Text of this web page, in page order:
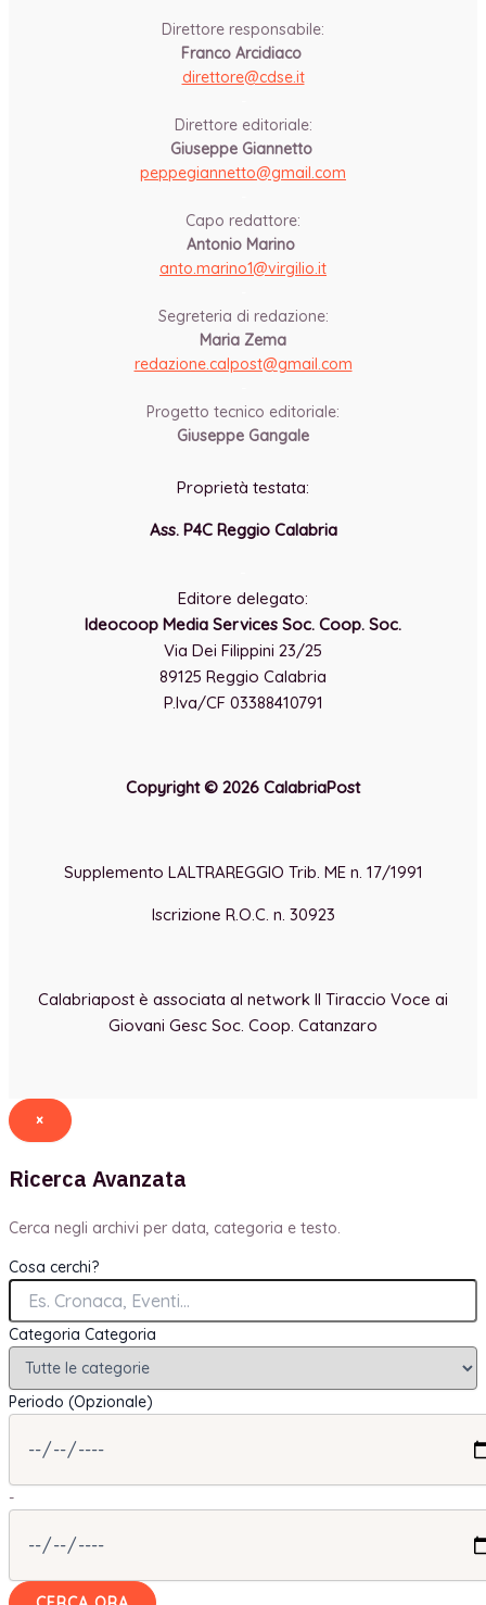
Direttore responsabile:
Franco Arcidiaco
direttore@cdse.it
Direttore editoriale:
Giuseppe Giannetto
peppegiannetto@gmail.com
Capo redattore:
Antonio Marino
anto.marino1@virgilio.it
Segreteria di redazione:
Maria Zema
redazione.calpost@gmail.com
Progetto tecnico editoriale:
Giuseppe Gangale
Proprietà testata:
Ass. P4C Reggio Calabria
Editore delegato:
Ideocoop Media Services Soc. Coop. Soc.
Via Dei Filippini 23/25
89125 Reggio Calabria
P.Iva/CF 03388410791
Copyright © 2026 CalabriaPost
Supplemento LALTRAREGGIO Trib. ME n. 17/1991
Iscrizione R.O.C. n. 30923
Calabriapost è associata al network Il Tiraccio Voce ai
Giovani Gesc Soc. Coop. Catanzaro
×
Ricerca Avanzata
Cerca negli archivi per data, categoria e testo.
Cosa cerchi?
Categoria Categoria
Periodo (Opzionale)
-